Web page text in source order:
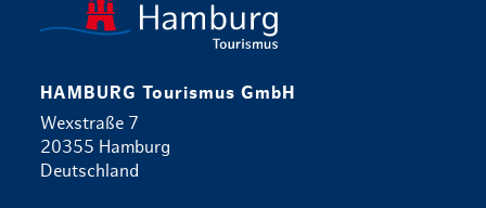
HAMBURG Tourismus GmbH
Wexstraße 7
20355 Hamburg
Deutschland